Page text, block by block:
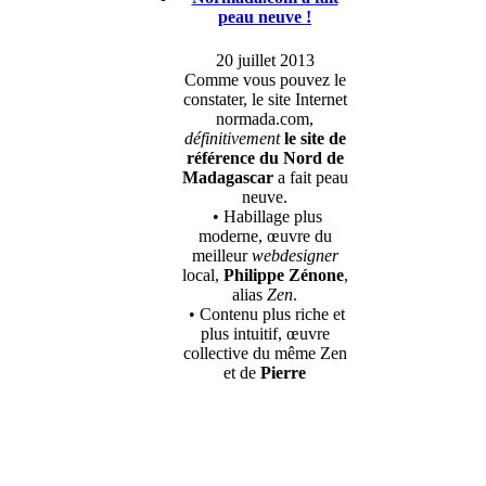
peau neuve !
20 juillet 2013
Comme vous pouvez le
constater, le site Internet
normada.com,
définitivement le site de
référence du Nord de
Madagascara fait peau
neuve.
• Habillage plus
moderne, œuvre du
meilleurwebdesigner
local, Philippe Zénone,
alias Zen.
• Contenu plus riche et
plus intuitif, œuvre
collective du même Zen
et de Pierre